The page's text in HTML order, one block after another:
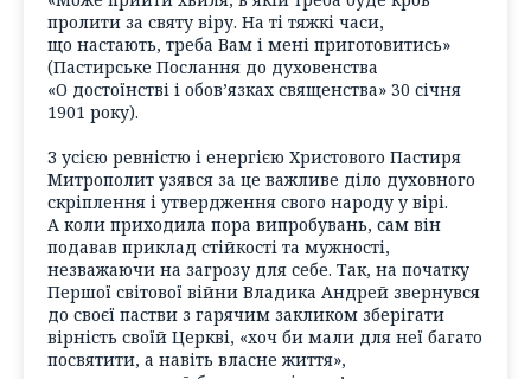
пролити за святу віру. На ті тяжкі часи,
що настають, треба Вам і мені приготовитись»
(Пастирське Послання до духовенства
«О достоїнстві і обов’язках священства» 30 січня
1901 року).
З усією ревністю і енергією Христового Пастиря
Митрополит узявся за це важливе діло духовного
скріплення і утвердження свого народу у вірі.
А коли приходила пора випробувань, сам він
подавав приклад стійкості та мужності,
незважаючи на загрозу для себе. Так, на початку
Першої світової війни Владика Андрей звернувся
до своєї пастви з гарячим закликом зберігати
вірність своїй Церкві, «хоч би мали для неї багато
посвятити, а навіть власне життя»,